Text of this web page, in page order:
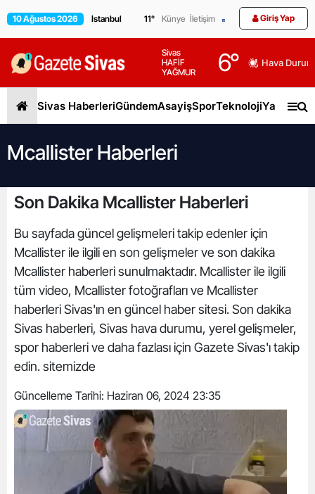
10 Ağustos 2026 11° Künye İletişim Giriş Yap
Sivas
HAFİF
YAĞMUR
6° Hava
Sivas HaberleriGündemAsayişSporTeknolojiYaşam
Mcallister Haberleri
Son Dakika Mcallister Haberleri
Bu sayfada güncel gelişmeleri takip edenler için
Mcallister ile ilgili en son gelişmeler ve son dakika
Mcallister haberleri sunulmaktadır. Mcallister ile ilgili
tüm video, Mcallister fotoğrafları ve Mcallister
haberleri Sivas'ın en güncel haber sitesi. Son dakika
Sivas haberleri, Sivas hava durumu, yerel gelişmeler,
spor haberleri ve daha fazlası için Gazete Sivas'ı takip
edin. sitemizde
Güncelleme Tarihi: Haziran 06, 2024 23:35